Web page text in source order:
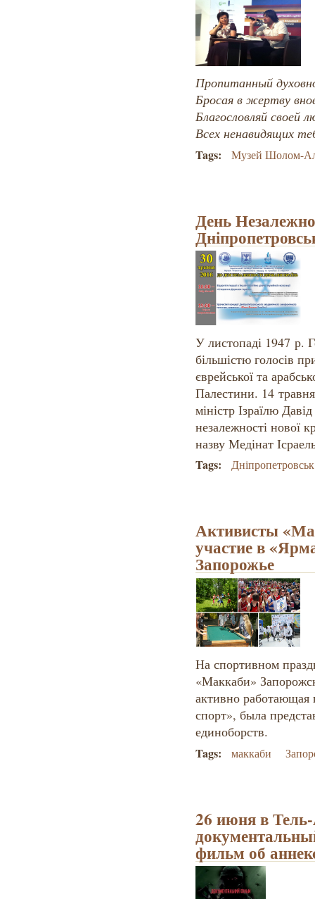
Пропитанный
Бросая в жертву
Благословляй своей
Всех ненавидящих
Tags: Музей Шолом-
День
У листопаді 1947 р.
більшістю голосів
єврейської та
Палестини. 14
міністр Ізраїлю
незалежності нової
назву Медінат
Tags: Дніпропетровськ
Активисты
участие в
Запорожье
На спортивном
«Маккаби»
активно работающая
спорт», была
единоборств.
Tags: маккаби
26 июня в
фильм об